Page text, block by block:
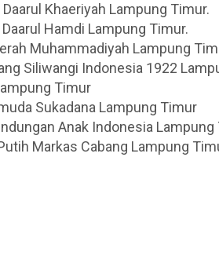
Khaeriyah Lampung Timur.
Hamdi Lampung Timur.
Muhammadiyah Lampung
Siliwangi Indonesia 1922
Timur
Sukadana Lampung Timur
Anak Indonesia Lampung
Markas Cabang Lampung